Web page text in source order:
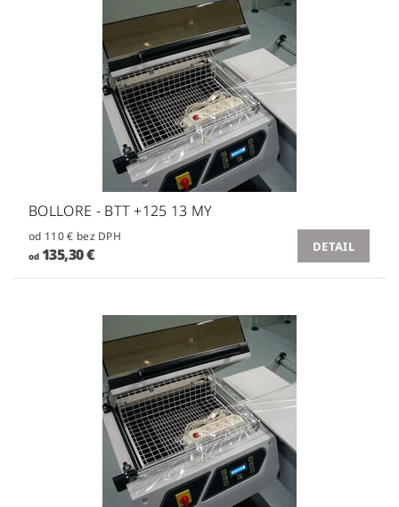
BOLLORE - BTT +125 13 MY
od 110 € bez DPH
od135,30 € DETAIL